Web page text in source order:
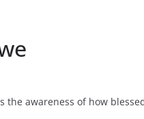
the awareness of how